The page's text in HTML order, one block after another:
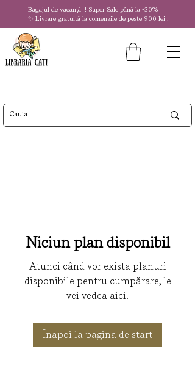
Bagajul de vacanță ! Super Sale până la -30%
✨ Livrare gratuită la comenzile de peste 900 lei !
Niciun plan disponibil
Atunci când vor exista planuri
disponibile pentru cumpărare, le
vei vedea aici.
Înapoi la pagina de start